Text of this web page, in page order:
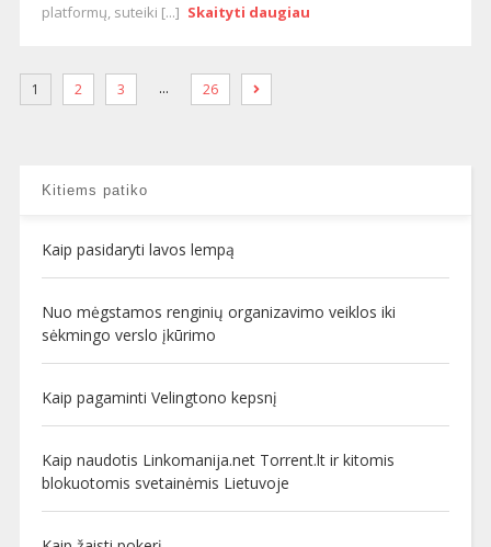
platformų, suteiki [...] Skaityti daugiau
1 2 3 … 26
Kitiems patiko
Kaip pasidaryti lavos lempą
Nuo mėgstamos renginių organizavimo veiklos iki
sėkmingo verslo įkūrimo
Kaip pagaminti Velingtono kepsnį
Kaip naudotis Linkomanija.net Torrent.lt ir kitomis
blokuotomis svetainėmis Lietuvoje